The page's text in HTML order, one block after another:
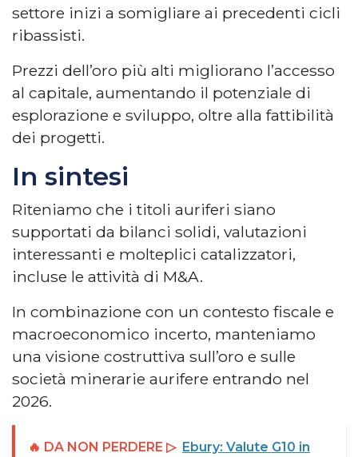
settore inizi a somigliare ai precedenti cicli
ribassisti.
Prezzi dell’oro più alti migliorano l’accesso
al capitale, aumentando il potenziale di
esplorazione e sviluppo, oltre alla fattibilità
dei progetti.
In sintesi
Riteniamo che i titoli auriferi siano
supportati da bilanci solidi, valutazioni
interessanti e molteplici catalizzatori,
incluse le attività di M&A.
In combinazione con un contesto fiscale e
macroeconomico incerto, manteniamo
una visione costruttiva sull’oro e sulle
società minerarie aurifere entrando nel
2026.
🔥 DA NON PERDERE ▷ Ebury: Valute G10 in